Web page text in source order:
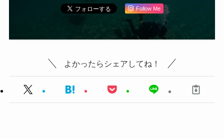
Follow Me
よかったらシェアしてね！